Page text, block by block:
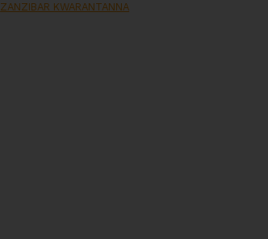
ZANZIBAR KWARANTANNA